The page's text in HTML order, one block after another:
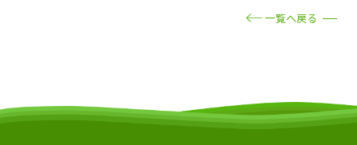
一覧へ戻る